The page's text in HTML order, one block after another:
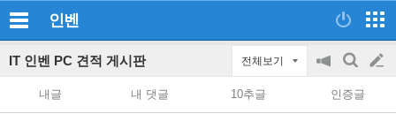
인벤
IT 인벤 PC 견적 게시판 전체보기
공
on/off
검
색
글
쓰
내글 내 댓글 10추글 인증글